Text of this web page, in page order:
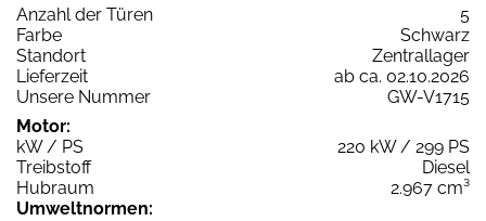
Anzahl der Türen
5
Farbe
Schwarz
Standort
Zentrallager
Lieferzeit
ab ca. 02.10.2026
Unsere Nummer
GW-V1715
Motor:
kW / PS
220 kW / 299 PS
Treibstoff
Diesel
Hubraum
2.967 cm³
Umweltnormen: